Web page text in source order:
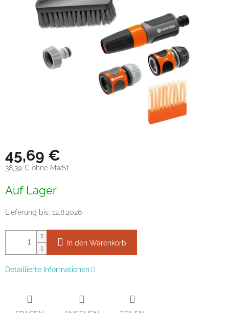
45,69 €
38,39 € ohne MwSt.
Auf Lager
Lieferung bis: 12.8.2026
In den Warenkorb
Detaillierte Informationen